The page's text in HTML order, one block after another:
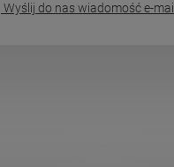
Wyślij do nas wiadomość e-mail